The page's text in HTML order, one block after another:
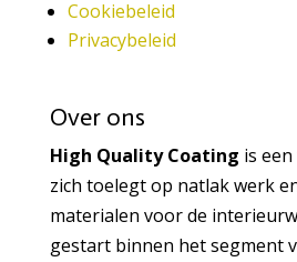
Cookiebeleid
Privacybeleid
Over ons
High Quality Coating is
zich toelegt op natlak werk
materialen voor de
gestart binnen het segment